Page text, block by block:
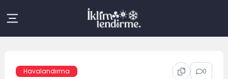
to
Havalandırma 0